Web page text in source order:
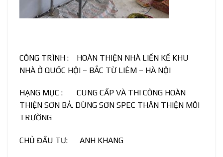
CÔNG TRÌNH : HOÀN THIỆN NHÀ LIỀN KỀ KHU
NHÀ Ở QUỐC HỘI – BẮC TỪ LIÊM – HÀ NỘI
HẠNG MỤC : CUNG CẤP VÀ THI CÔNG HOÀN
THIỆN SƠN BẢ. DÙNG SƠN SPEC THÂN THIỆN MÔI
TRƯỜNG
CHỦ ĐẦU TƯ: ANH KHANG